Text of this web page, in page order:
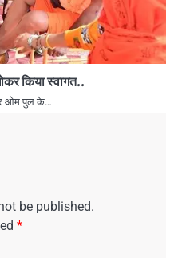
किया स्वागत..
ओम पुल के…
be published.
*